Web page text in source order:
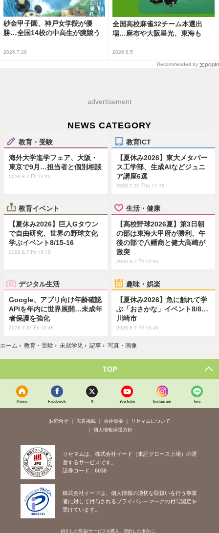
砂金甲子園、神戸女学院が優
勝…全国14校の中高生が腕競う
2026.7.29
全国高校麻雀32チーム本選出
場…麻布や大阪星光、東海も
2026.8.5
Recommended by
advertisement
NEWS CATEGORY
教育・受験
海外大学進学フェア、大阪・
東京で9月…担当者と個別相談
2026.8.7 Fri 15:45
教育ICT
【夏休み2026】東大メタバー
ス工学部、生成AIなどジュニ
ア講座6選
2026.7.30 Thu 11:15
教育イベント
【夏休み2026】巨人Gタウン
で自由研究、世界の野球文化
学ぶイベント8/15-16
2026.8.7 Fri 15:15
生活・健康
【高校野球2026夏】第3日朝
の部は東海大甲府が勝利、午
後の部で八幡商と健大高崎が
激突
2026.8.7 Fri 12:45
デジタル生活
Google、アプリ向け年齢確認
APIを年内に世界展開…未成年
者保護を強化
2026.7.31 Fri 13:45
趣味・娯楽
【夏休み2026】魚に触れて学
ぶ「おさかな」イベント8/8…
川崎市
2026.8.7 Fri 10:45
ホーム › 教育・受験 › 未就学児 › 記事 › 写真・画像
TOP
Home Facebook X YouTube Instagram line
お問合せ 広告掲載 会社概要
リセマムについて
個人情報保護方針
リセマムは、株式会社イード（東証グロース上場）の運
営するサービスです。
証券コード：6038
株式会社イードは、個人情報の適切な取扱いを行う事業
者に対して付与されるプライバシーマークの付与認定を
受けています。
紹介した商品/サービスを購入、契約した場合に、